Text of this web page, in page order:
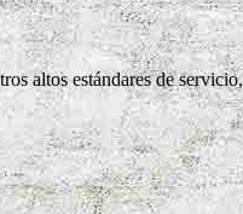
altos estándares de servicio,